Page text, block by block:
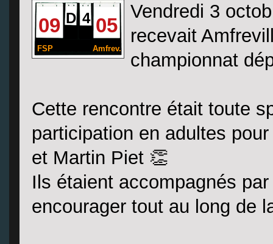
D 4
09 05
FSP Amfrev.
Vendredi 3
recevait
championnat
Cette rencontre était toute
participation en adultes
et Martin Piet 👏
Ils étaient accompagnés
encourager tout au long de